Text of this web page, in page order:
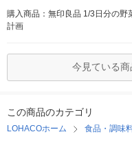
購入商品：無印良品 1/3日分の
計画
今見ている
この商品のカテゴリ
LOHACOホーム 食品・調味